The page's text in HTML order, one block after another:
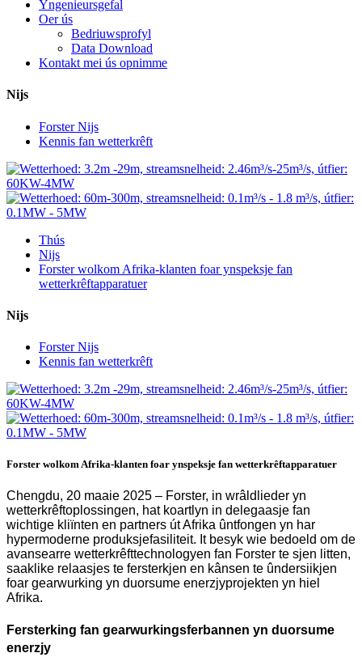
Yngenieursgefal
Oer ús
Bedriuwsprofyl
Data Download
Kontakt mei ús opnimme
Nijs
Forster Nijs
Kennis fan wetterkrêft
Thús
Nijs
Forster wolkom Afrika-klanten foar ynspeksje fan
wetterkrêftapparatuer
Nijs
Forster Nijs
Kennis fan wetterkrêft
Forster wolkom Afrika-klanten foar ynspeksje fan wetterkrêftapparatuer
Chengdu, 20 maaie 2025 – Forster, in wrâldlieder yn
wetterkrêftoplossingen, hat koartlyn in delegaasje fan
wichtige kliïnten en partners út Afrika ûntfongen yn har
hypermoderne produksjefasiliteit. It besyk wie bedoeld om de
avansearre wetterkrêfttechnologyen fan Forster te sjen litten,
saaklike relaasjes te fersterkjen en kânsen te ûndersiikjen
foar gearwurking yn duorsume enerzjyprojekten yn hiel
Afrika.
Fersterking fan gearwurkingsferbannen yn duorsume
enerzjy